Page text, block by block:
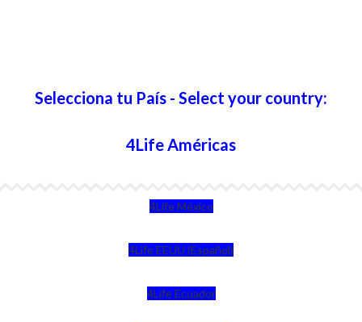
Selecciona tu País - Select your country:
4Life Américas
4Life México
4Life EEUU (Español)
4Life Ecuador